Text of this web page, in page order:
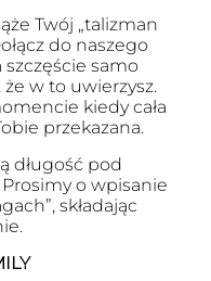
Twój „talizman
do naszego
szczęście samo
w to uwierzysz.
kiedy cała
przekazana.
długość pod
o wpisanie
składając